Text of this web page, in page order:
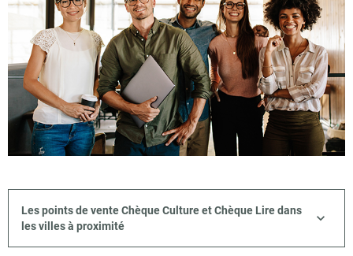
Les points de vente Chèque Culture et Chèque Lire dans
les villes à proximité